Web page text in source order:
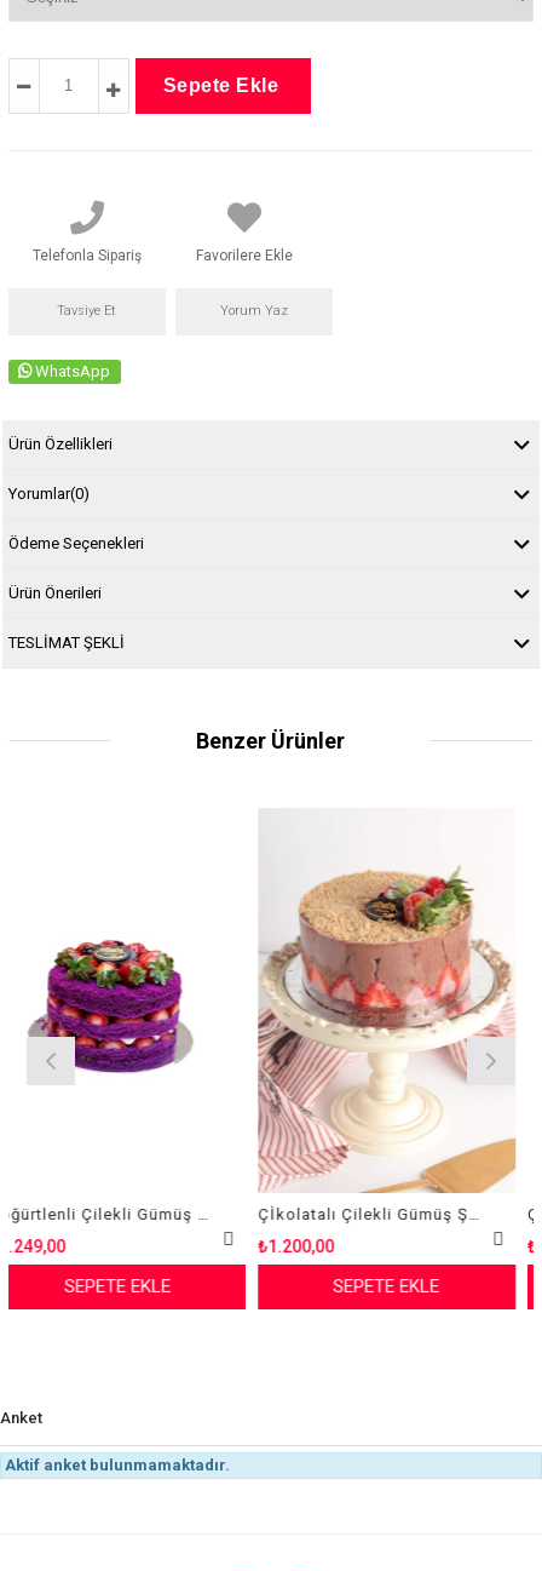
Telefonla Sipariş Favorilere Ekle
Tavsiye Et Yorum Yaz
WhatsApp
Ürün Özellikleri
Yorumlar(0)
Ödeme Seçenekleri
Ürün Önerileri
TESLİMAT ŞEKLİ
Benzer Ürünler
Böğürtlenli Çilekli Gümüş Special Yaş Pasta
EKLE
Çİkolatalı Çilekli Gümüş Şeffaf Yaş Pasta
₺1.200,00
SEPETE EKLE
Çikolatalı
₺1.200,00
Anket
Aktif anket bulunmamaktadır.